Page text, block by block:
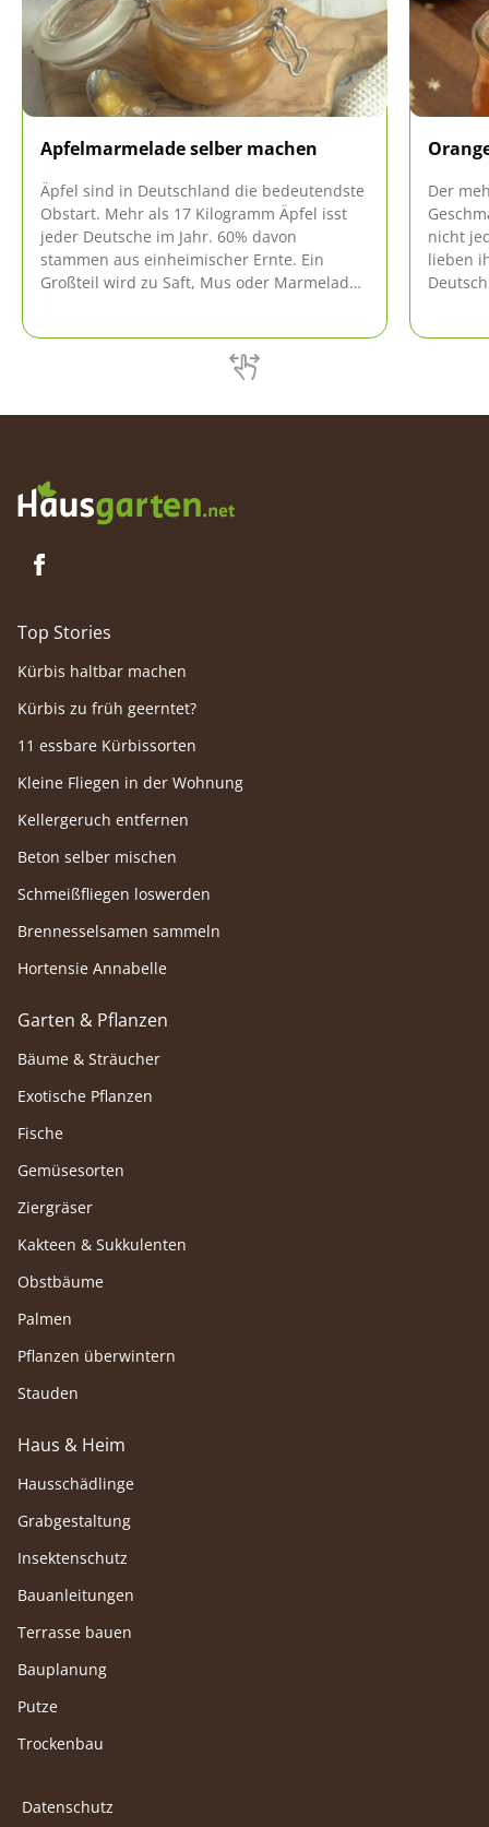
Apfelmarmelade selber machen
Äpfel sind in Deutschland die bedeutendste
Obstart. Mehr als 17 Kilogramm Äpfel isst
jeder Deutsche im Jahr. 60% davon
stammen aus einheimischer Ernte. Ein
Großteil wird zu Saft, Mus oder Marmelade
Der
nicht
lieben
Top Stories
Kürbis haltbar machen
Kürbis zu früh geerntet?
11 essbare Kürbissorten
Kleine Fliegen in der Wohnung
Kellergeruch entfernen
Beton selber mischen
Schmeißfliegen loswerden
Brennesselsamen sammeln
Hortensie Annabelle
Garten & Pflanzen
Bäume & Sträucher
Exotische Pflanzen
Fische
Gemüsesorten
Ziergräser
Kakteen & Sukkulenten
Obstbäume
Palmen
Pflanzen überwintern
Stauden
Haus & Heim
Hausschädlinge
Grabgestaltung
Insektenschutz
Bauanleitungen
Terrasse bauen
Bauplanung
Putze
Trockenbau
Datenschutz